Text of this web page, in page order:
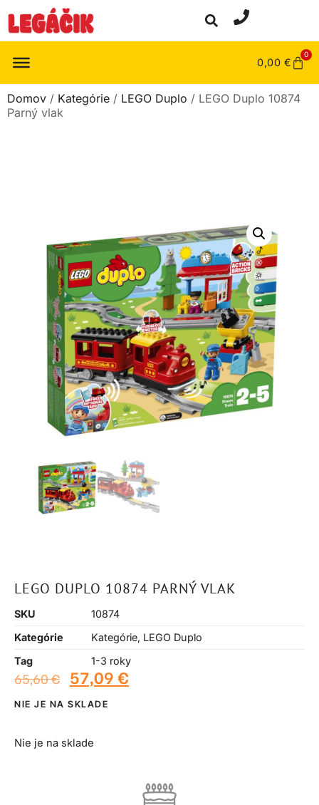
0,00 €
0
Domov / Kategórie / LEGO Duplo / LEGO Duplo 10874
Parný vlak
LEGO DUPLO 10874 PARNÝ VLAK
SKU
10874
Kategórie
Kategórie, LEGO Duplo
Tag
1-3 roky
65,60€ 57,09 €
NIE JE NA SKLADE
Nie je na sklade